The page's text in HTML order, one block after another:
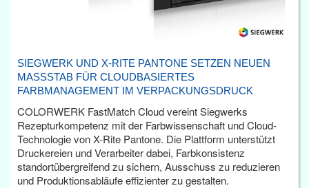
SIEGWERK UND X-RITE PANTONE SETZEN NEUEN
MASSSTAB FÜR CLOUDBASIERTES F
ARBMANAGEMENT IM VERPACKUNGSDRUCK
COLORWERK FastMatch Cloud vereint Siegwerks
Rezepturkompetenz mit der Farbwissenschaft und Cloud-
Technologie von X-Rite Pantone. Die Plattform unterstützt
Druckereien und Verarbeiter dabei, Farbkonsistenz
standortübergreifend zu sichern, Ausschuss zu reduzieren
und Produktionsabläufe effizienter zu gestalten.